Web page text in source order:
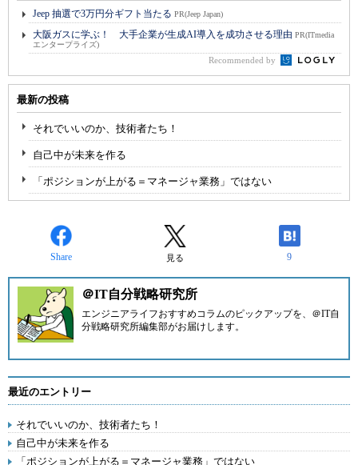
Jeep 抽選で3万円分ギフト当たる PR(Jeep Japan)
大阪ガスに学ぶ！ 大手企業が生成AI導入を成功させる理由 PR(ITmedia
エンタープライズ)
Recommended by
最新の投稿
それでいいのか、技術者たち！
自己中が未来を作る
「ポジションが上がる＝マネージャ業務」ではない
Share 見る 9
＠IT自分戦略研究所
エンジニアライフおすすめコラムのピックアップを、 ＠IT自
分戦略研究所編集部がお届けします。
最近のエントリー
それでいいのか、技術者たち！
自己中が未来を作る
「ポジションが上がる＝マネージャ業務」ではない